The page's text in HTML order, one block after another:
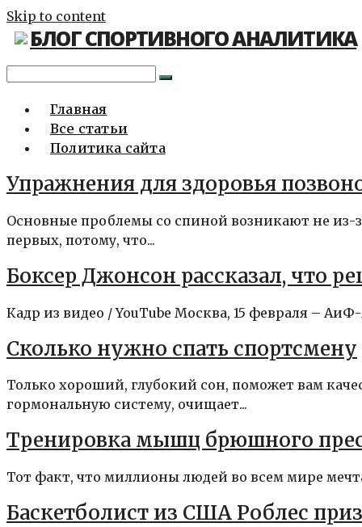
Skip to content
БЛОГ СПОРТИВНОГО АНАЛИТИКА
Главная
Все статьи
Политика сайта
Упражнения для здоровья
Основные проблемы со спиной возникают не из-
первых, потому, что...
Боксер Джонсон рассказал, что
Кадр из видео / YouTube Москва, 15 февраля –
Сколько нужно спать спортсмену
Только хороший, глубокий сон, поможет вам
гормональную систему, очищает...
Тренировка мышц брюшного
Тот факт, что миллионы людей во всем мире
Баскетболист из США Роблес